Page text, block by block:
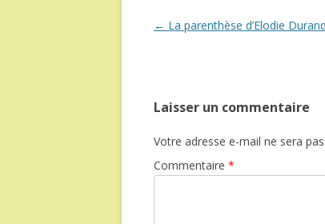
Navigation
← La parenthèse d’Elodie Durand
Laisser un commentaire
Votre adresse e-mail ne sera
Commentaire *